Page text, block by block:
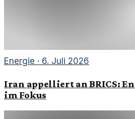
Energie · 6. Juli 2026
Iran appelliert an BRICS:
im Fokus